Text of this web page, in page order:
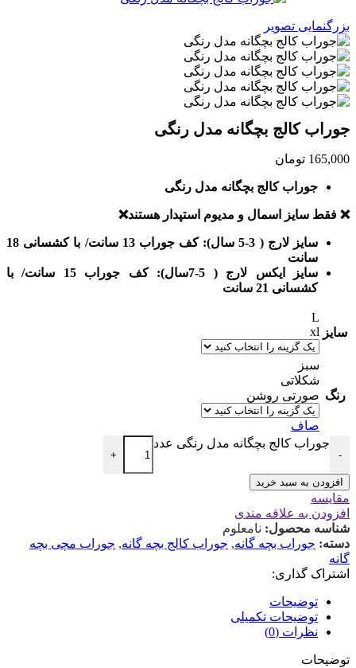
بزرگنمایی تصویر
جوراب کالج بچگانه مدل رنگی
165,000 تومان
جوراب کالج بچگانه مدل رنگی
❌ فقط سایز اسمال و مدیوم استپدار هستند❌
سایز لارج ( 3-5 سال): کف جوراب 13 سانت/ با کشسانی 18
سانت
سایز ایکس لارج ( 5-7سال): کف جوراب 15 سانت/ با
کشسانی 21 سانت
سایز
L
xl
رنگ
سبز
شکلاتی
صورتی روشن
صاف
-
جوراب کالج بچگانه مدل رنگی عدد
+
افزودن به سبد خرید
مقایسه
افزودن به علاقه مندی
شناسه محصول: نامعلوم
دسته: جوراب بچه گانه, جوراب کالج بچه گانه, جوراب مچی بچه
گانه
اشتراک گذاری:
توضیحات
توضیحات تکمیلی
نظرات (0)
توضیحات